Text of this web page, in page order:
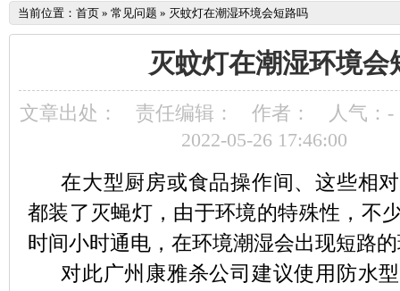
当前位置： 首页 » 常见问题 » 灭蚊灯在潮湿环境会短路吗
灭蚊灯在潮湿环境会
文章出处： 责任编辑： 作者： 人气： -
2022-05-26 17:46:00
在大型厨房或食品操作间、这些相
都装了灭蝇灯，由于环境的特殊性，不
时间小时通电，在环境潮湿会出现短路
对此广州康雅杀公司建议使用防水